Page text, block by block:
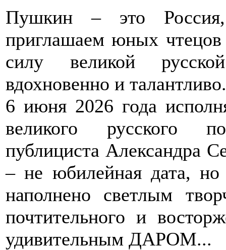
Пушкин – это
приглашаем юных
силу великой
вдохновенно и талантливо.
6 июня 2026 года
великого русского
публициста Александра
– не юбилейная дата,
наполнено светлым
почтительного и
удивительным ДАРОМ...